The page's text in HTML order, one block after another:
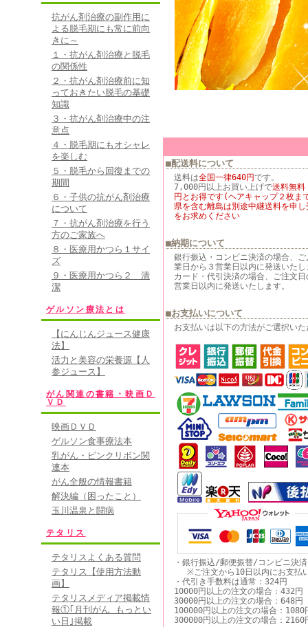
抗がん剤治療の副作用に
よる脱毛期にも常に前向
きに～
１・抗がん剤治療と脱毛
の関係性
２・抗がん剤治療前に知
っておきたい脱毛の基礎
知識
３・抗がん剤治療中の注
意点
４・脱毛期にもオシャレ
を楽しむ
５・脱毛から回復までの
期間
６・子供の抗がん剤治療
について
７・抗がん剤治療を行う
方のご家族へ
８・医療用かつら１サイ
ズ
９・医療用かつら２ 清
潔
ゲルソン療法とは
【にんじんジュース健康
法】
活力と美容の栄養源【人
参ジュース】
がん関連の書籍・映画Ｄ
ＶＤ
映画ＤＶＤ
ゲルソン食事療法本
乳がん・ピンクリボン関
連本
がん全般の情報書籍
解決編（困ったこと）
玉川温泉と闘病
テタリス
テタリスよくある質問
テタリス【使用方法動
画】
テタリスメディア掲載情
報①｢月刊がん もっとい
い日｣掲載
■配送料について
送料は全国一律640円です。
7,000円以上お買い上げで送料無料
円とお得です(ヘアキャップ２枚ま
県を含む離島は別途中継送料を申
をお求めください
■納期について
銀行振込・コンビニ決済の場合、
業日から３営業日以内に発送いたし
カード・代引決済の場合、ご注文
営業日以内に発送いたします。
■お支払いについて
お支払いは以下の方法がご選択い
・銀行振込/郵便振替/コンビニ決
※ご注文から10日以内にお支払
・代引き手数料は通常：324円
10000円以上の注文の場合：432円
30000円以上の注文の場合：648円
100000円以上の注文の場合：1080
300000円以上の注文の場合：2160